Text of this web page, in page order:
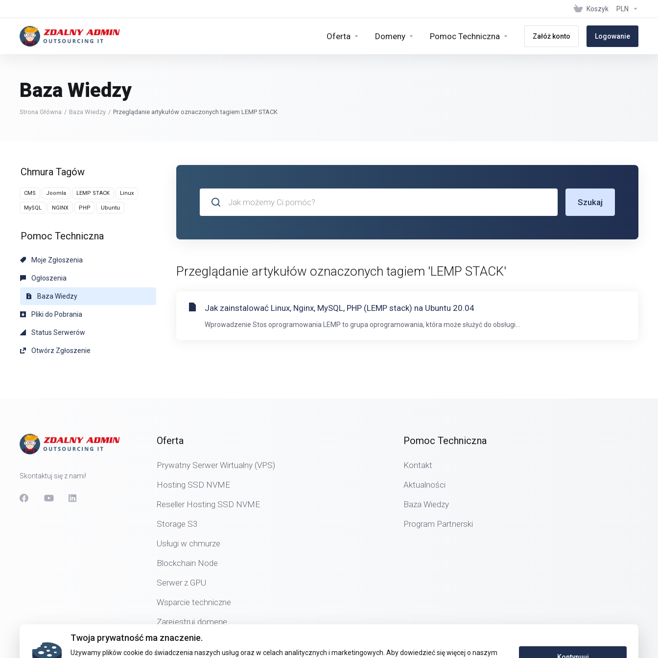
Koszyk PLN
Oferta Domeny Pomoc Techniczna Załóż konto Logowanie
Baza Wiedzy
Strona Główna Baza Wiedzy Przeglądanie artykułów oznaczonych tagiem LEMP STACK
Chmura Tagów
CMS Joomla LEMP STACK Linux
MySQL NGINX PHP Ubuntu
Pomoc Techniczna
Moje Zgłoszenia
Ogłoszenia
Baza Wiedzy
Pliki do Pobrania
Status Serwerów
Otwórz Zgłoszenie
Szukaj
Przeglądanie artykułów oznaczonych tagiem 'LEMP STACK'
Jak zainstalować Linux, Nginx, MySQL, PHP (LEMP stack) na Ubuntu 20.04
Wprowadzenie Stos oprogramowania LEMP to grupa oprogramowania, która może służyć do obsługi...
Skontaktuj się z nami!
Oferta
Prywatny Serwer Wirtualny (VPS)
Hosting SSD NVME
Reseller Hosting SSD NVME
Storage S3
Usługi w chmurze
Blockchain Node
Serwer z GPU
Wsparcie techniczne
Zarejestruj domenę
Pomoc Techniczna
Kontakt
Aktualności
Baza Wiedzy
Program Partnerski
Twoja prywatność ma znaczenie.
Używamy plików cookie do świadczenia naszych usług oraz w celach analitycznych i marketingowych. Aby dowiedzieć się więcej o naszym